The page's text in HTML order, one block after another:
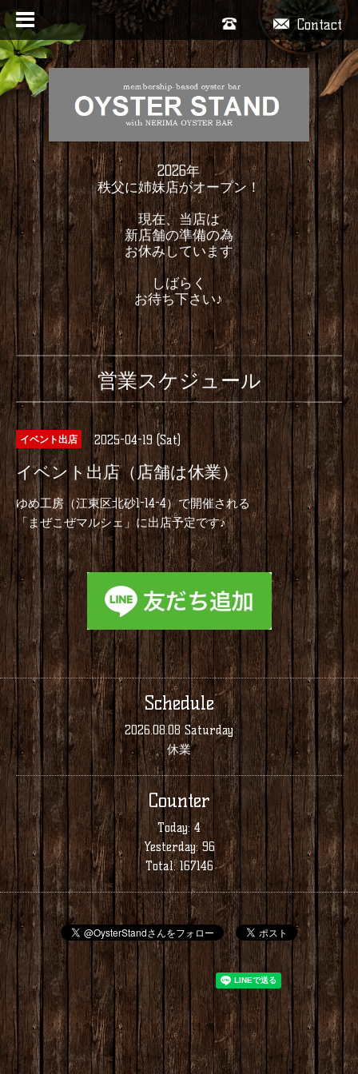
Contact
2026年
秩父に姉妹店がオープン！
現在、当店は
新店舗の準備の為
お休みしています
しばらく
お待ち下さい♪
営業スケジュール
イベント出店 2025-04-19 (Sat)
イベント出店（店舗は休業）
ゆめ工房（江東区北砂1-14-4）で開催される
「まぜこぜマルシェ」に出店予定です♪
Schedule
2026.08.08 Saturday
休業
Counter
Today:4
Yesterday:96
Total:167146